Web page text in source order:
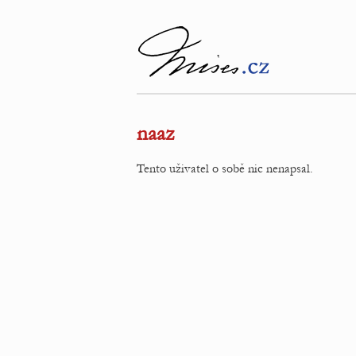
naaz
Tento uživatel o sobě nic nenapsal.